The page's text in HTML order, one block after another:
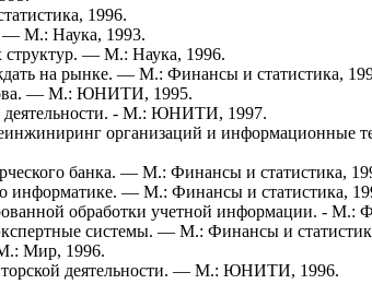
1996.
— М.: Наука, 1993.
структур. ― М.: Наука, 1996.
на рынке. — М.: Финансы и статистика,
― М.: ЮНИТИ, 1995.
деятельности. - М.: ЮНИТИ, 1997.
организаций и информационные
банка. ― М.: Финансы и статистика,
информатике. — М.: Финансы и статистика,
обработки учетной информации. - М.:
системы. ― М.: Финансы и
Мир, 1996.
деятельности. — М.: ЮНИТИ, 1996.